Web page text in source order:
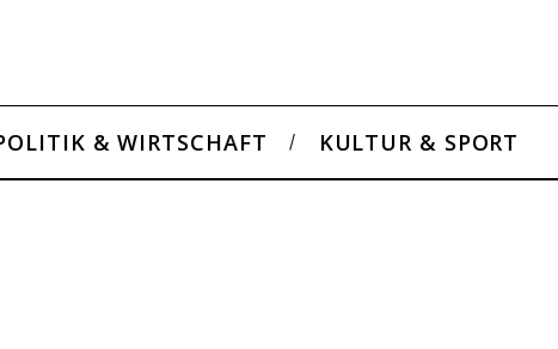
& WIRTSCHAFT KULTUR & SPORT